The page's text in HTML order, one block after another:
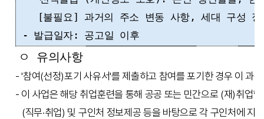
[불필요] 과거의 주소 변동 사항, 세대 구성
- 발급일자: 공고일 이후
ㅇ 유의사항
- '참여(선정)포기 사유서'를 제출하고 참여를 포기한 경우 이 과
- 이 사업은 해당 취업훈련을 통해 공공 또는 민간으로 (재)취업
(직무·취업) 및 구인처 정보제공 등을 바탕으로 각 구인처에 지